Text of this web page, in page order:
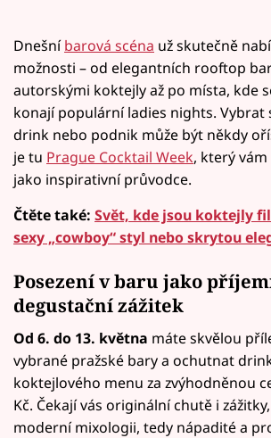
Dnešníbarová scéna už skutečně
možnosti – od elegantních rooftop
autorskými koktejly až po místa, kde
konají populární ladies nights. Vybrat
drink nebo podnik může být někdy
je tu Prague Cocktail Week, který
jako inspirativní průvodce.
Čtěte také: Svět, kde jsou koktejly
sexy „cowboy“ styl nebo skrytou
Posezení v baru jako
degustační zážitek
Od 6. do 13. května máte skvělou
vybrané pražské bary a ochutnat
koktejlového menu za zvýhodněnou
Kč. Čekají vás originální chutě i
moderní mixologii, tedy nápadité a